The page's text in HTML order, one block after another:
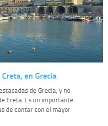
en Grecia
de Grecia, y no
Creta. Es un importante
de contar con el mayor